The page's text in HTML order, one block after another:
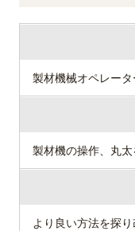
製材機械オペレー
製材機の操作、丸
より良い方法を探